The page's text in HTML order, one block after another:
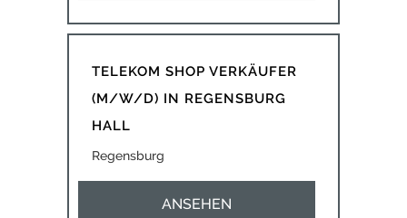
TELEKOM SHOP VERKÄUFER
(M/W/D) IN REGENSBURG
HALL
Regensburg
ANSEHEN